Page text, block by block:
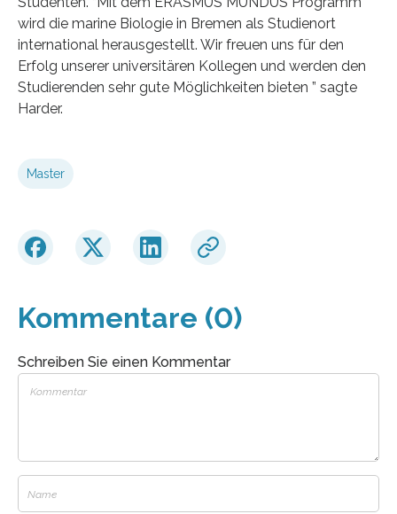
wird die marine Biologie in Bremen als Studienort
international herausgestellt. Wir freuen uns für den
Erfolg unserer universitären Kollegen und werden den
Studierenden sehr gute Möglichkeiten bieten ” sagte
Harder.
Master
Kommentare (0)
Schreiben Sie einen Kommentar